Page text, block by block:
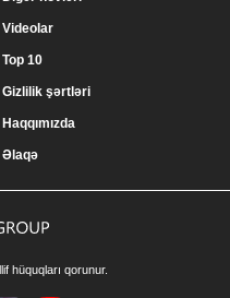
Videolar
Top 10
Gizlilik şərtləri
Haqqımızda
Əlaqə
hüquqları qorunur.